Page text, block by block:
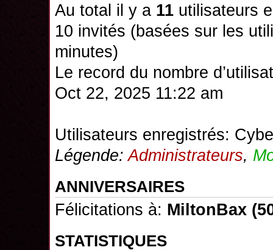
Au total il y a 11 utilisateurs
10 invités (basées sur les
minutes)
Le record du nombre
Oct 22, 2025 11:22 am
Utilisateurs enregistrés:
Légende:Administrateurs,
ANNIVERSAIRES
Félicitations à: MiltonBax
STATISTIQUES